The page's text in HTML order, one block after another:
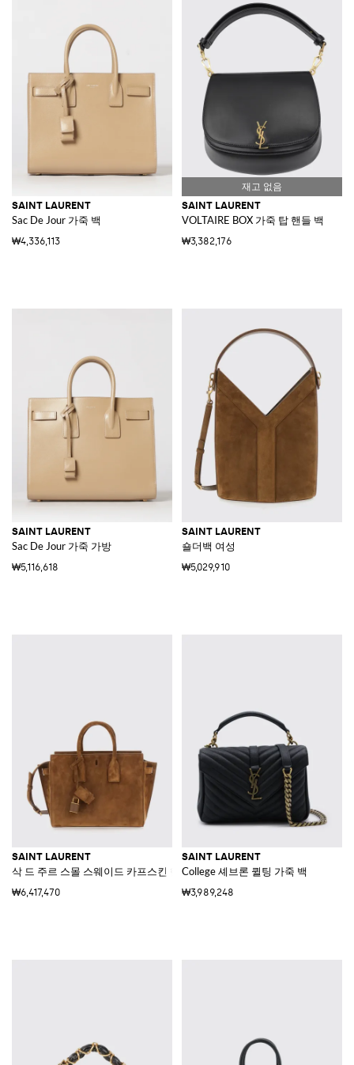
SAINT LAURENT
Sac De Jour 가죽 백
₩4,336,113
SAINT LAURENT
VOLTAIRE BOX 가죽 탑 핸들 백
₩3,382,176
SAINT LAURENT
Sac De Jour 가죽 가방
₩5,116,618
SAINT LAURENT
숄더백 여성
₩5,029,910
SAINT LAURENT
삭 드 주르 스몰 스웨이드 카프스킨 핸드백
₩6,417,470
SAINT LAURENT
College 셰브론 퀼팅 가죽 백
₩3,989,248